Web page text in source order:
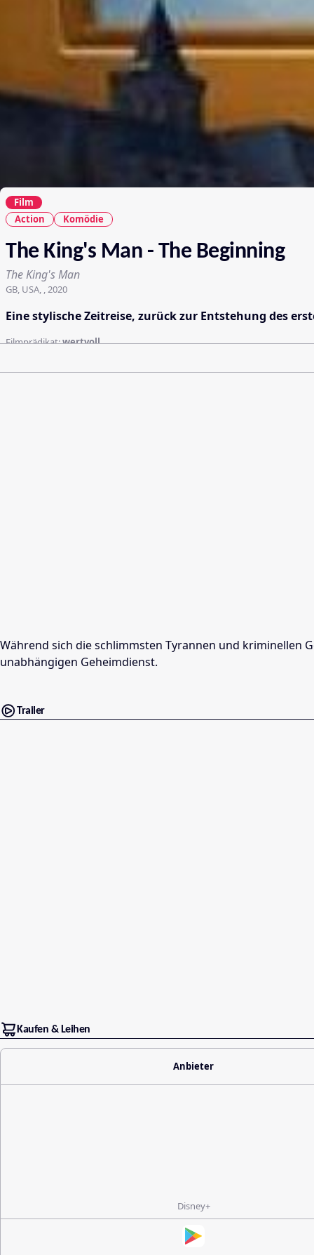
Film
Action
Komödie
The King's Man - The Beginning
The King's Man
GB, USA, , 2020
Eine stylische Zeitreise, zurück zur Entstehung des
Filmprädikat:wertvoll
Während sich die schlimmsten Tyrannen und kriminellen
unabhängigen Geheimdienst.
Trailer
Kaufen & Leihen
Anbieter
Disney+